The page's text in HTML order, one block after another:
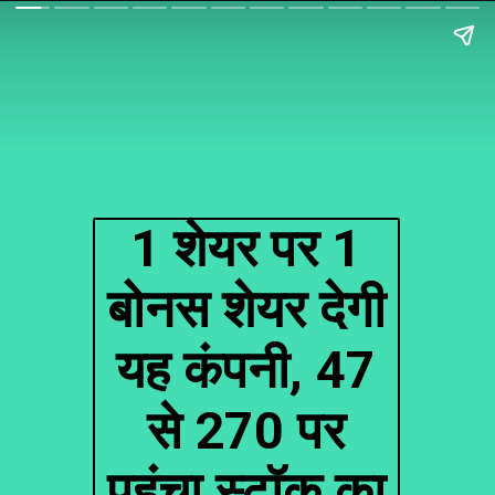
1 शेयर पर 1
बोनस शेयर देगी
यह कंपनी, ₹47
से ₹270 पर